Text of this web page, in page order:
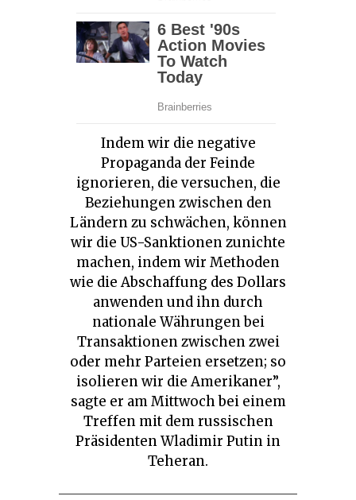
Indem wir die negative
Propaganda der Feinde
ignorieren, die versuchen, die
Beziehungen zwischen den
Ländern zu schwächen, können
wir die US-Sanktionen zunichte
machen, indem wir Methoden
wie die Abschaffung des Dollars
anwenden und ihn durch
nationale Währungen bei
Transaktionen zwischen zwei
oder mehr Parteien ersetzen; so
isolieren wir die Amerikaner”,
sagte er am Mittwoch bei einem
Treffen mit dem russischen
Präsidenten Wladimir Putin in
Teheran.